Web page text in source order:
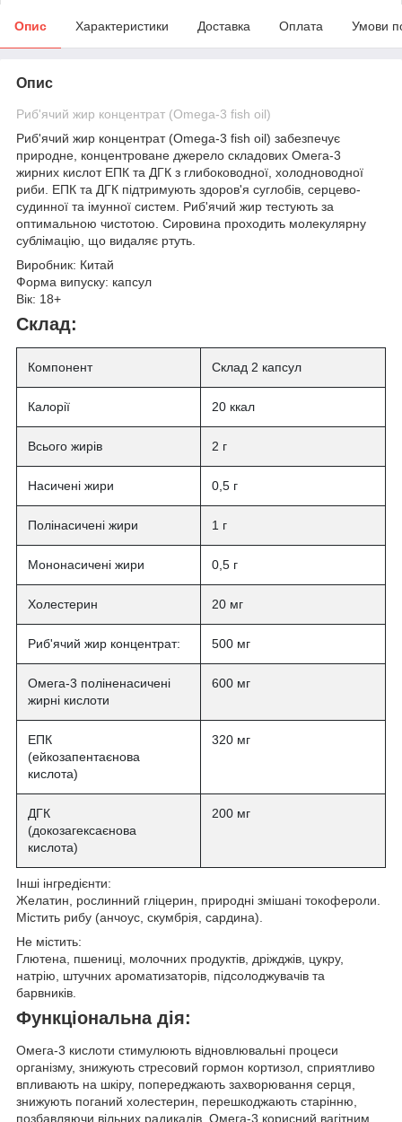
Опис Характеристики Доставка Оплата Умови
Опис
Риб'ячий жир концентрат (Omega-3 fish oil)
Риб'ячий жир концентрат (Omega-3 fish oil) забезпечує
природне, концентроване джерело складових Омега-3
жирних кислот ЕПК та ДГК з глибоководної, холодноводної
риби. ЕПК та ДГК підтримують здоров'я суглобів, серцево-
судинної та імунної систем. Риб'ячий жир тестують за
оптимальною чистотою. Сировина проходить молекулярну
сублімацію, що видаляє ртуть.
Виробник: Китай
Форма випуску: капсул
Вік: 18+
Склад:
Компонент Склад 2 капсул
Калорії 20 ккал
Всього жирів 2 г
Насичені жири 0,5 г
Полінасичені жири 1 г
Мононасичені жири 0,5 г
Холестерин 20 мг
Риб'ячий жир концентрат: 500 мг
Омега-3 поліненасичені
жирні кислоти
600 мг
ЕПК
(ейкозапентаєнова
кислота)
320 мг
ДГК
(докозагексаєнова
кислота)
200 мг
Інші інгредієнти:
Желатин, рослинний гліцерин, природні змішані токофероли.
Містить рибу (анчоус, скумбрія, сардина).
Не містить:
Глютена, пшениці, молочних продуктів, дріжджів, цукру,
натрію, штучних ароматизаторів, підсолоджувачів та
барвників.
Функціональна дія:
Омега-3 кислоти стимулюють відновлювальні процеси
організму, знижують стресовий гормон кортизол, сприятливо
впливають на шкіру, попереджають захворювання серця,
знижують поганий холестерин, перешкоджають старінню,
позбавляючи вільних радикалів. Омега-3 корисний вагітним